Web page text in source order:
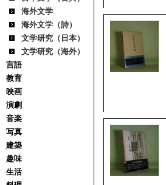
海外文学
海外文学（詩）
文学研究（日本）
文学研究（海外）
言語
教育
映画
演劇
音楽
写真
建築
趣味
生活